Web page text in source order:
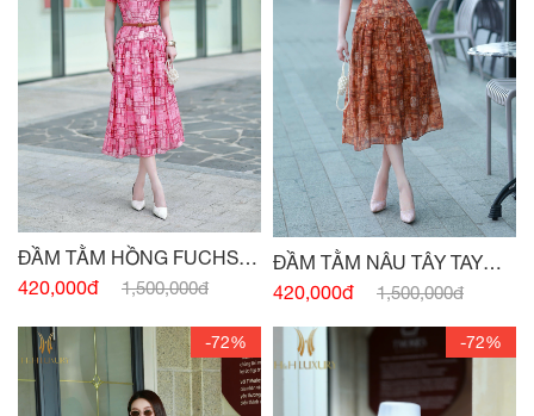
ĐẦM TẰM HỒNG FUCHSIA
TAY CÁNH HỒNG
420,000đ 1,500,000đ
ĐẦM TẰM NÂU TÂY TAY
CÁNH HỒNG
420,000đ 1,500,000đ
-72% -72%